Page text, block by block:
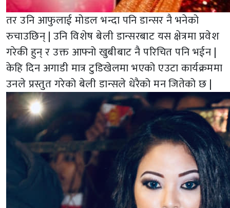
तर उनि आफुलाई मोडल भन्दा पनि डान्सर नै भनेको
रुचाउछिन् | उनि विशेष बेली डान्सरबाट यस क्षेत्रमा प्रवेश
गरेकी हुन् र उक्त आफ्नो खुबीबाट नै परिचित पनि भईन |
केहि दिन अगाडी मात्र टुडिखेलमा भएको एउटा कार्यक्रममा
उनले प्रस्तुत गरेको बेली डान्सले धेरैको मन जितेको छ |